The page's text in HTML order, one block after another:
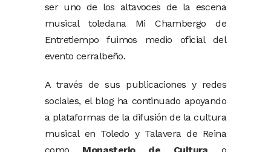
ser uno de los altavoces de la escena
musical toledana Mi Chambergo de
Entretiempo fuimos medio oficial del
evento cerralbeño.
A través de sus publicaciones y redes
sociales, el blog ha continuado apoyando
a plataformas de la difusión de la cultura
musical en Toledo y Talavera de Reina